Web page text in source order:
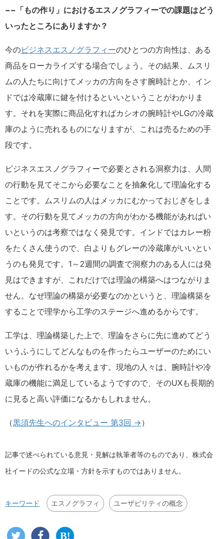
−−「もの作り」におけるエスノグラフィーでの課題はどう
いったところにありますか？
今のビジネスエスノグラフィーのひとつの方向性は、ある
商品をローカライズする場合でしょう。その結果、ムスリ
ムの人たちに向けてメッカの方向をさす腕時計とか、イン
ドでは冷蔵庫に鍵を付けるといいということがわかりま
す。それを実際に商品化すればカシオの腕時計やLGの冷蔵
庫のように売れるものになりますが、これは売るための手
段です。
ビジネスエスノグラフィーで必要とされる洞察力は、人間
の行動を見てそこから必要なことを抽象化して理論化する
ことです。ムスリムの人はメッカにむかっておじぎをしま
す。その行動を見てメッカの方向がわかる機能があればい
いというのは考察ではなく発見です。インドではカレー粉
をたくさん使うので、白よりもグレーの冷蔵庫がいいとい
うのも発見です。1～2週間の調査で洞察力のある人には発
見はできますが、これだけでは理論の構築へはつながりま
せん。なぜ理論の構築が必要なのかというと、理論構築を
することで理学から工学のステージへ進めるからです。
工学は、理論構築した上で、理論をさらに先に進めてどう
いうふうにしてどんなものを作ったらユーザーのためにい
いものが作れるかを考えます。現地の人々は、腕時計や冷
蔵庫の機能に満足しているようですので、そのUXも長期的
に見ると高い評価になるかもしれません。
（黒須先生へのインタビュー 第3回 →）
記事で述べられている意見・見解は執筆者等のものであり、株式会
社イードの公式な立場・方針を示すものではありません。
キーワード エスノグラフィ ユーザビリティの概念